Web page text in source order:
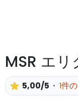
MSR エ
5,00/5
1件